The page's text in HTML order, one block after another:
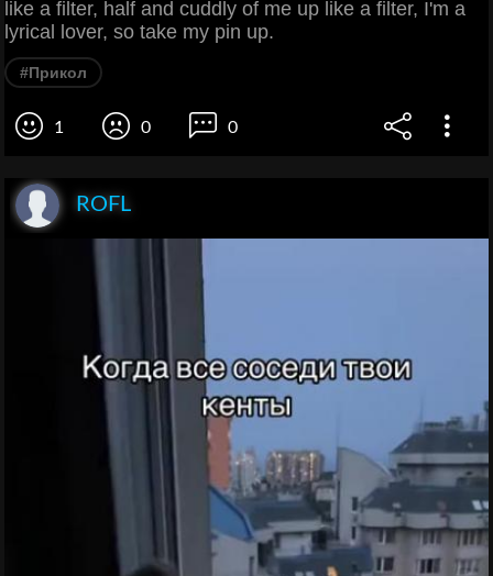
like a filter, half and cuddly of me up like a filter, I'm a
lyrical lover, so take my pin up.
#Прикол
1 0 0
ROFL